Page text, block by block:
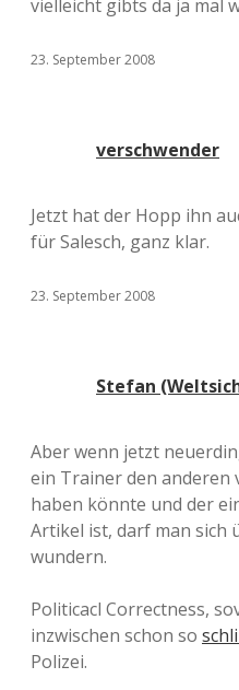
vielleicht gibts da ja mal
23. September 2008
verschwender
Jetzt hat der Hopp ihn
für Salesch, ganz klar.
23. September 2008
Stefan
Aber wenn jetzt
ein Trainer den anderen
haben könnte und der
Artikel ist, darf man sich
wundern.
Politicacl Correctness,
inzwischen schon so
Polizei.